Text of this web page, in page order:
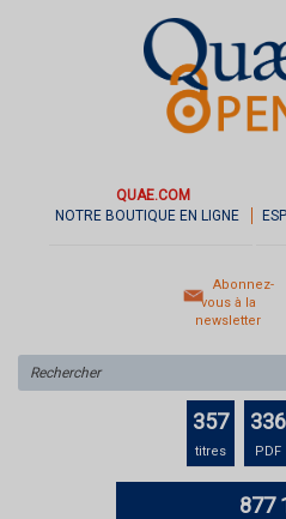
QUAE.COM
NOTRE BOUTIQUE EN LIGNE
Abonnez-
vous à la
newsletter
le
357
titres
336
PDF
877